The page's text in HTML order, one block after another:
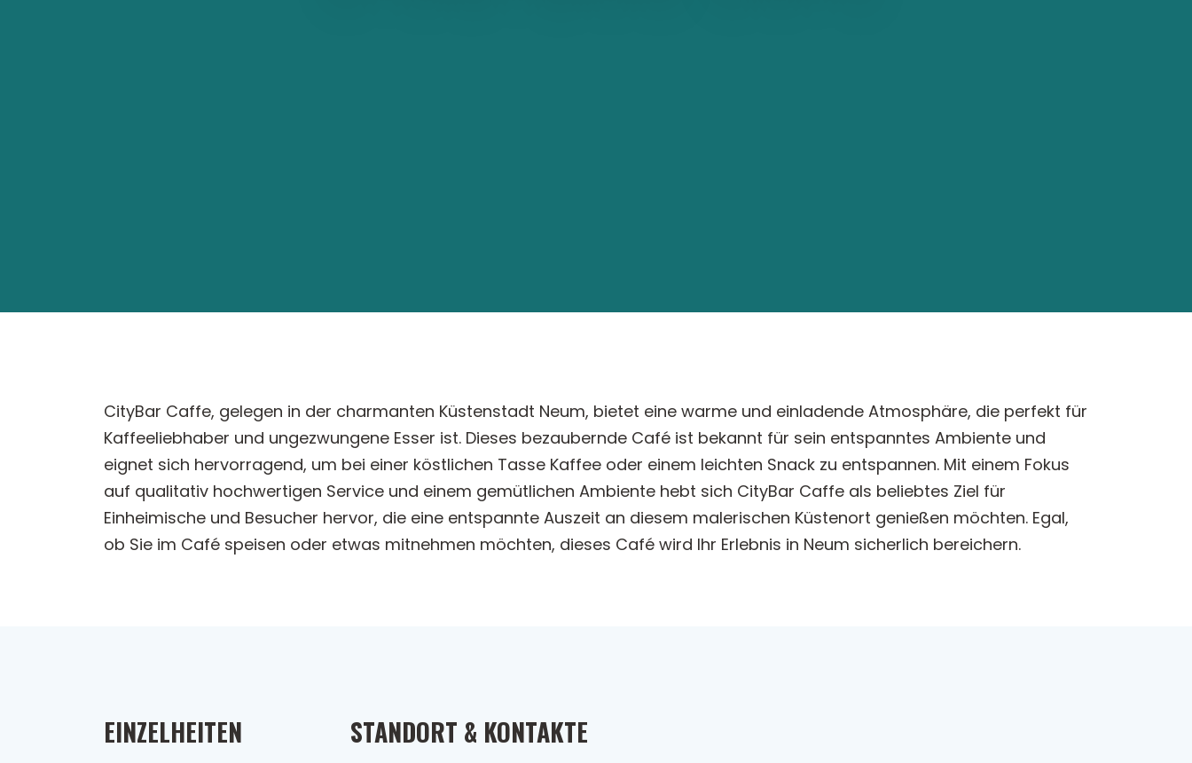
CityBar Caffe, gelegen in der charmanten Küstenstadt Neum, bietet eine warme und einladende Atmosphäre, die perfekt für
Kaffeeliebhaber und ungezwungene Esser ist. Dieses bezaubernde Café ist bekannt für sein entspanntes Ambiente und
eignet sich hervorragend, um bei einer köstlichen Tasse Kaffee oder einem leichten Snack zu entspannen. Mit einem Fokus
auf qualitativ hochwertigen Service und einem gemütlichen Ambiente hebt sich CityBar Caffe als beliebtes Ziel für
Einheimische und Besucher hervor, die eine entspannte Auszeit an diesem malerischen Küstenort genießen möchten. Egal,
ob Sie im Café speisen oder etwas mitnehmen möchten, dieses Café wird Ihr Erlebnis in Neum sicherlich bereichern.
EINZELHEITEN STANDORT & KONTAKTE